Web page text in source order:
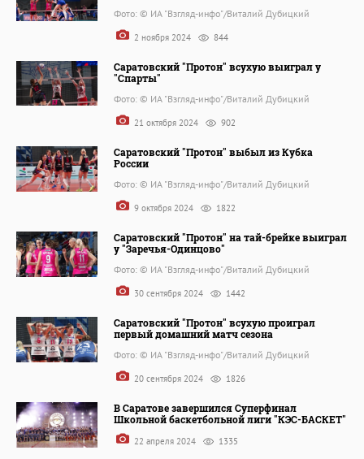
Фото: © ИА "Взгляд-инфо"/Виталий Дубицкий
2 ноября 2024 844
Саратовский "Протон" всухую выиграл у
"Спарты"
Фото: © ИА "Взгляд-инфо"/Виталий Дубицкий
21 октября 2024 902
Саратовский "Протон" выбыл из Кубка
России
Фото: © ИА "Взгляд-инфо"/Виталий Дубицкий
9 октября 2024 1822
Саратовский "Протон" на тай-брейке выиграл
у "Заречья-Одинцово"
Фото: © ИА "Взгляд-инфо"/Виталий Дубицкий
30 сентября 2024 1442
Саратовский "Протон" всухую проиграл
первый домашний матч сезона
Фото: © ИА "Взгляд-инфо"/Виталий Дубицкий
20 сентября 2024 1826
В Саратове завершился Суперфинал
Школьной баскетбольной лиги "КЭС-БАСКЕТ"
22 апреля 2024 1335